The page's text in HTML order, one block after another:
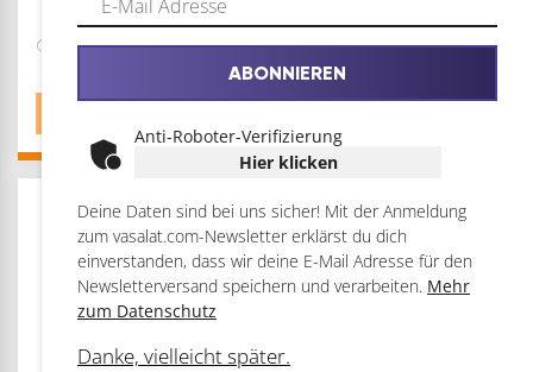
Größe: 105 mm
9,38
feuerverzinkt
€8,77
ARTIKEL
ABONNIEREN
Anti-Roboter-Verifizierung
Hier klicken
Deine Daten sind bei uns sicher! Mit der Anmeldung
zum vasalat.com-Newsletter erklärst du dich
einverstanden, dass wir deine E-Mail Adresse für den
Newsletterversand speichern und verarbeiten. Mehr
zum Datenschutz
Danke, vielleicht später.